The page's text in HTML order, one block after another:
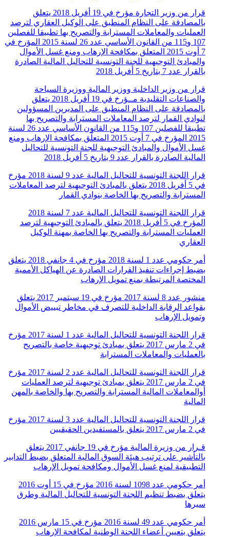
قرار من وزير التجارة مؤرخ في 19 أفريل 2018 يتعلق
بالمصادقة على النظام المنطبق على الوكيل العقاري لترصد
العمليات والمعاملات المسترابة والتصريح بها تطبيقا للفصلين
107 و115 من القانون الأساسي عدد 26 لسنة 2015 المؤرخ في
7 أوت 2015 المتعلق بمكافحة الإرهاب ومنع غسل الأموال
والمبادئ التوجيهية للجنة التونسية للتحاليل المالية الصادرة
بالقرار عدد 7 بتاريخ 5 أفريل 2018
قرار من وزير الداخلية ووزير المالية ووزيرة السياحة
والصناعات التقليدية مــؤرخ في 19 أفريل 2018 يتعلق
بالمصادقة على النظام المنطبق على المديرين المسؤولين
لنوادي القمار لترصد المعاملات المسترابة والتصريح بها
تطبيقا للفصلين 107 و115 من القانون الأساسي عدد 26 لسنة
2015 المؤرخ في 7 أوت 2015 المتعلّق بمكافحة الإرهاب ومنع
غسل الأموال والمبادئ التوجيهية للجنة التونسية للتحاليل
المالية الصادرة بالقرار عدد 9 بتاريخ 5 أفريل 2018
قرار اللجنة التونسية للتحاليل المالية عدد 9 لسنة 2018 مؤرخ
في 5 أفريل 2018 يتعلق بالمبادئ التوجيهية لترصد المعاملات
المسترابة والتصريح بها الخاصة بنوادي القمار
قرار اللجنة التونسية للتحاليل المالية عدد 7 لسنة 2018
المؤرخ في 5 أفريل 2018 يتعلق بالمبادئ التوجيهية لترصد
العمليات المسترابة والتصريح بها الخاصة بمهنة الوكيل
العقاري
أمر حكومي عدد 1 لسنة 2018 مؤرخ في 4 جانفي 2018 يتعلق
بضبط إجراءات تنفيذ القرارات الصادرة عن الهياكل الأممية
المختصة المرتبطة بمنع تمويل الإرهاب
منشور عدد 8 لسنة 2017 مؤرخ في 19 سبتمبر 2017 يتعلق
بقواعد الرقابة الداخلية للتصرف في مخاطر تبييض الأموال
وتمويل الإرهاب
قرار اللجنة التونسية للتحاليل المالية عدد 1 لسنة 2017 مؤرخ
في 2 مارس 2017 يتعلق بمبادئ توجيهية خاصة بالتصريح
بالعمليات والمعاملات المسترابة
قرار اللجنة التونسية للتحاليل المالية عدد 2 لسنة 2017 مؤرخ
في 2 مارس 2017 يتعلق بمبادئ توجيهية لترصد العمليات
أوالمعاملات المالية المسترابة والتصريح بها والخاصة بالمهن
المالية
قرار اللجنة التونسية للتحاليل المالية عدد 3 لسنة 2017 مؤرخ
في 2 مارس 2017 يتعلق بالمستفيدين الحقيقيين
قـرار من وزيرة المالية مؤرخ في 19 جانفي 2017 يتعلق
بالتأشير على ترتيب هيئة السوق المالية المتعلق بضبط التدابير
التطبيقية لمنع غسل الأموال ومكافحة تمويل الإرهاب
أمر حكومي عدد 1098 لسنة 2016 مؤرخ في 15 أوت 2016
يتعلق بضبط تنظيم اللجنة التونسية للتحاليل المالية وطرق
سيرها
أمر حكومي عدد 49 لسنة 2016 مؤرخ في 15 مارس 2016
يتعلق بتعيين أعضاء اللجنة الوطنية لمكافحة الإرهاب